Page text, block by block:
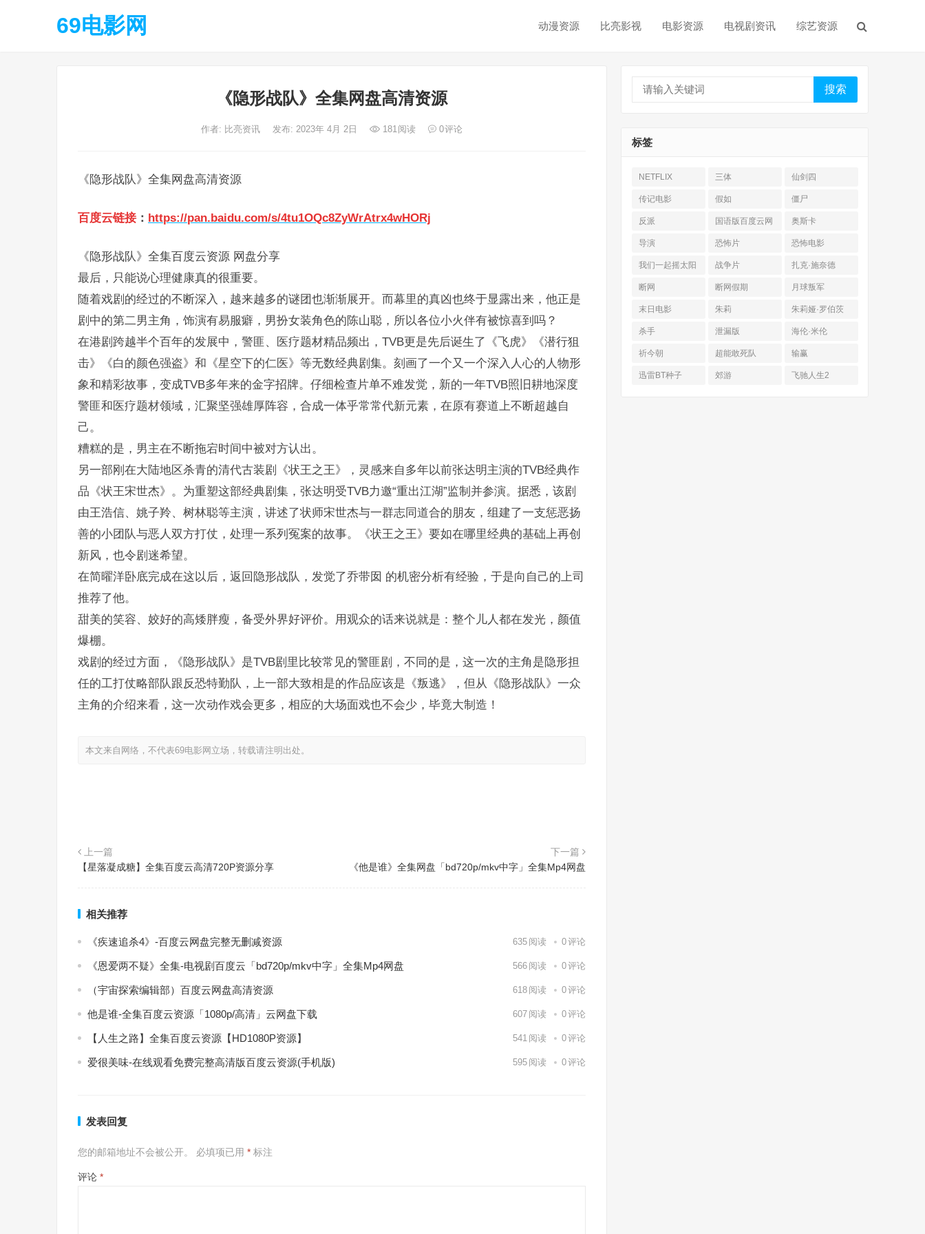
69电影网 动漫资源 比亮影视 电影资源 电视剧资讯 综艺资源
《隐形战队》全集网盘高清资源
作者: 比亮资讯 发布: 2023年 4月 2日 181阅读 0评论
《隐形战队》全集网盘高清资源
百度云链接 ： https://pan.baidu.com/s/4tu1OQc8ZyWrAtrx4wHORj
《隐形战队》全集百度云资源 网盘分享
最后，只能说心理健康真的很重要。
随着戏剧的经过的不断深入，越来越多的谜团也渐渐展开。而幕里的真凶也终于显露出来，他正是
剧中的第二男主角，饰演有易服癖，男扮女装角色的陈山聪，所以各位小火伴有被惊喜到吗？
在港剧跨越半个百年的发展中，警匪、医疗题材精品频出，TVB更是先后诞生了《飞虎》《潜行狙
击》《白的颜色强盗》和《星空下的仁医》等无数经典剧集。刻画了一个又一个深入人心的人物形
象和精彩故事，变成TVB多年来的金字招牌。仔细检查片单不难发觉，新的一年TVB照旧耕地深度
警匪和医疗题材领域，汇聚坚强雄厚阵容，合成一体乎常常代新元素，在原有赛道上不断超越自
己。
糟糕的是，男主在不断拖宕时间中被对方认出。
另一部刚在大陆地区杀青的清代古装剧《状王之王》，灵感来自多年以前张达明主演的TVB经典作
品《状王宋世杰》。为重塑这部经典剧集，张达明受TVB力邀“重出江湖”监制并参演。据悉，该剧
由王浩信、姚子羚、树林聪等主演，讲述了状师宋世杰与一群志同道合的朋友，组建了一支惩恶扬
善的小团队与恶人双方打仗，处理一系列冤案的故事。《状王之王》要如在哪里经典的基础上再创
新风，也令剧迷希望。
在简曜洋卧底完成在这以后，返回隐形战队，发觉了乔带囡 的机密分析有经验，于是向自己的上司
推荐了他。
甜美的笑容、姣好的高矮胖瘦，备受外界好评价。用观众的话来说就是：整个儿人都在发光，颜值
爆棚。
戏剧的经过方面，《隐形战队》是TVB剧里比较常见的警匪剧，不同的是，这一次的主角是隐形担
任的工打仗略部队跟反恐特勤队，上一部大致相是的作品应该是《叛逃》，但从《隐形战队》一众
主角的介绍来看，这一次动作戏会更多，相应的大场面戏也不会少，毕竟大制造！
本文来自网络，不代表69电影网立场，转载请注明出处。
上一篇
【星落凝成糖】全集百度云高清720P资源分享
下一篇
《他是谁》全集网盘「bd720p/mkv中字」全集Mp4网盘
相关推荐
《疾速追杀4》-百度云网盘完整无删减资源 635 阅读 0评论
《恩爱两不疑》全集-电视剧百度云「bd720p/mkv中字」全集Mp4网盘 566 阅读 0评论
（宇宙探索编辑部）百度云网盘高清资源 618 阅读 0评论
他是谁-全集百度云资源「1080p/高清」云网盘下载 607 阅读 0评论
【人生之路】全集百度云资源【HD1080P资源】 541 阅读 0评论
爱很美味-在线观看免费完整高清版百度云资源(手机版) 595 阅读 0评论
发表回复
您的邮箱地址不会被公开。 必填项已用 * 标注
评论 *
搜索
标签
NETFLIX 三体 仙剑四
传记电影 假如 僵尸
反派
国语版百度云网
盘
奥斯卡
导演 恐怖片 恐怖电影
我们一起摇太阳 战争片 扎克·施奈德
断网 断网假期 月球叛军
末日电影 朱莉 朱莉娅·罗伯茨
杀手 泄漏版 海伦·米伦
祈今朝 超能敢死队 输赢
迅雷BT种子 郊游 飞驰人生2